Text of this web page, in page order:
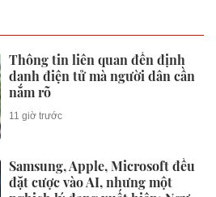
Thông tin liên quan đến định
danh điện tử mà người dân cần
nắm rõ
11 giờ trước
Samsung, Apple, Microsoft đều
đặt cược vào AI, nhưng một